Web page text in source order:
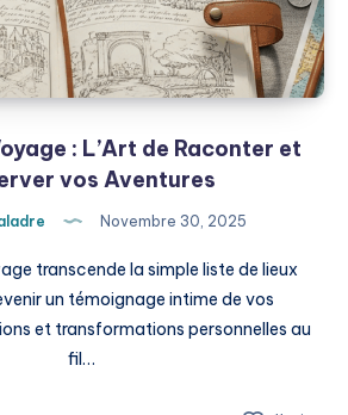
: L’Art de Raconter et
vos Aventures
Novembre 30, 2025
transcende la simple liste de lieux
un témoignage intime de vos
et transformations personnelles au
fil…